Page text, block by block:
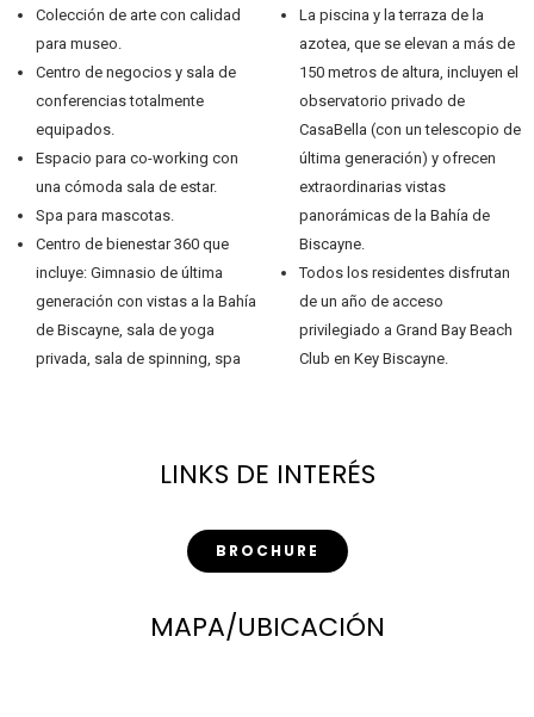
Colección de arte con calidad
para museo.
Centro de negocios y sala de
conferencias totalmente
equipados.
Espacio para co-working con
una cómoda sala de estar.
Spa para mascotas.
Centro de bienestar 360 que
incluye: Gimnasio de última
generación con vistas a la Bahía
de Biscayne, sala de yoga
privada, sala de spinning, spa
La piscina y la terraza de la
azotea, que se elevan a más de
150 metros de altura, incluyen el
observatorio privado de
CasaBella (con un telescopio de
última generación) y ofrecen
extraordinarias vistas
panorámicas de la Bahía de
Biscayne.
Todos los residentes disfrutan
de un año de acceso
privilegiado a Grand Bay Beach
Club en Key Biscayne.
LINKS DE INTERÉS
BROCHURE
MAPA/UBICACIÓN